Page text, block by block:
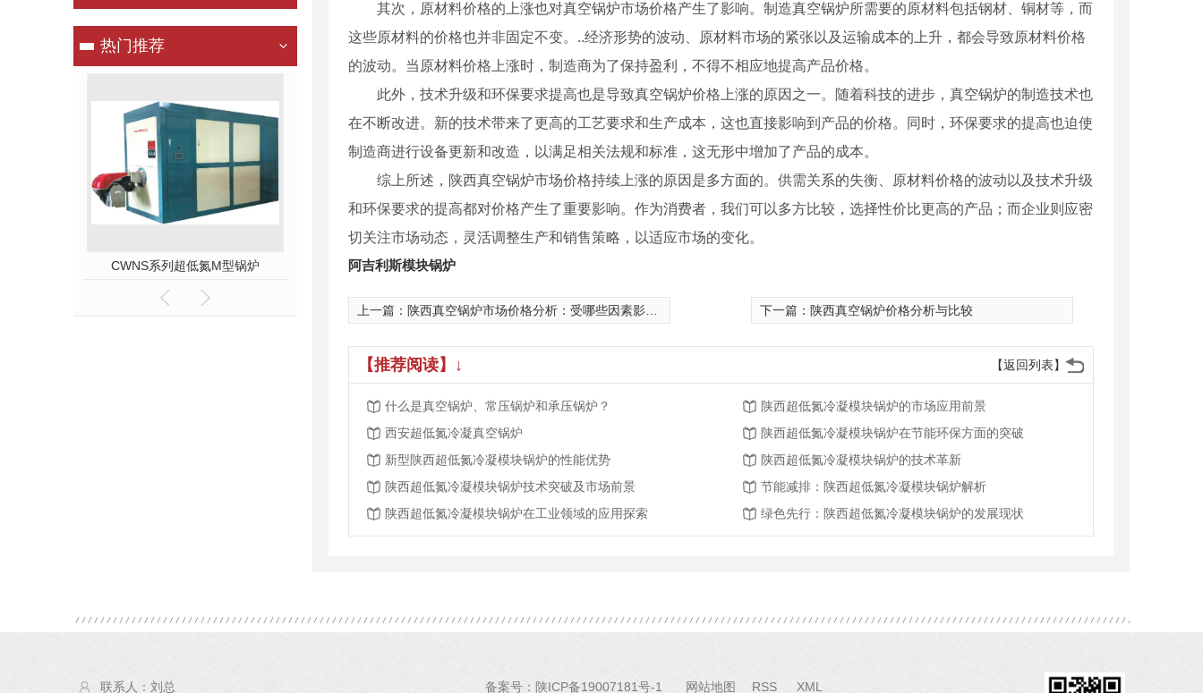
热门推荐
CWNS系列超低氮M型锅炉 真空燃气热水锅炉
其次，原材料价格的上涨也对真空锅炉市场价格产生了影响。制造真空锅炉所需要的原材料包括钢材、铜材等，而
这些原材料的价格也并非固定不变。..经济形势的波动、原材料市场的紧张以及运输成本的上升，都会导致原材料价格
的波动。当原材料价格上涨时，制造商为了保持盈利，不得不相应地提高产品价格。
此外，技术升级和环保要求提高也是导致真空锅炉价格上涨的原因之一。随着科技的进步，真空锅炉的制造技术也
在不断改进。新的技术带来了更高的工艺要求和生产成本，这也直接影响到产品的价格。同时，环保要求的提高也迫使
制造商进行设备更新和改造，以满足相关法规和标准，这无形中增加了产品的成本。
综上所述，陕西真空锅炉市场价格持续上涨的原因是多方面的。供需关系的失衡、原材料价格的波动以及技术升级
和环保要求的提高都对价格产生了重要影响。作为消费者，我们可以多方比较，选择性价比更高的产品；而企业则应密
切关注市场动态，灵活调整生产和销售策略，以适应市场的变化。
阿吉利斯模块锅炉
上一篇： 陕西真空锅炉市场价格分析：受哪些因素影响？ 下一篇： 陕西真空锅炉价格分析与比较
【返回列表】
【推荐阅读】↓
什么是真空锅炉、常压锅炉和承压锅炉？
陕西超低氮冷凝模块锅炉的市场应用前景
西安超低氮冷凝真空锅炉
陕西超低氮冷凝模块锅炉在节能环保方面的突破
新型陕西超低氮冷凝模块锅炉的性能优势
陕西超低氮冷凝模块锅炉的技术革新
陕西超低氮冷凝模块锅炉技术突破及市场前景
节能减排：陕西超低氮冷凝模块锅炉解析
陕西超低氮冷凝模块锅炉在工业领域的应用探索
绿色先行：陕西超低氮冷凝模块锅炉的发展现状
联系人：刘总 备案号： 陕ICP备19007181号-1 网站地图 RSS XML